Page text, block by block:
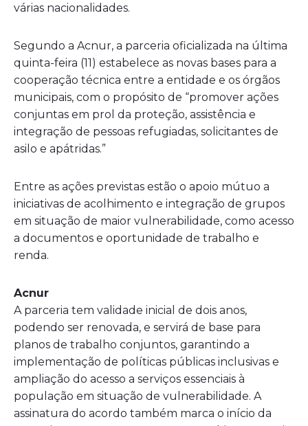
várias nacionalidades.
Segundo a Acnur, a parceria oficializada na última
quinta-feira (11) estabelece as novas bases para a
cooperação técnica entre a entidade e os órgãos
municipais, com o propósito de “promover ações
conjuntas em prol da proteção, assistência e
integração de pessoas refugiadas, solicitantes de
asilo e apátridas.”
Entre as ações previstas estão o apoio mútuo a
iniciativas de acolhimento e integração de grupos
em situação de maior vulnerabilidade, como acesso
a documentos e oportunidade de trabalho e
renda.
Acnur
A parceria tem validade inicial de dois anos,
podendo ser renovada, e servirá de base para
planos de trabalho conjuntos, garantindo a
implementação de políticas públicas inclusivas e
ampliação do acesso a serviços essenciais à
população em situação de vulnerabilidade. A
assinatura do acordo também marca o início da